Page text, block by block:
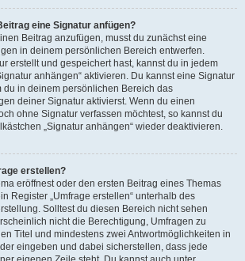
eine Signatur anfügen?
Beitrag anzufügen, musst du zunächst eine
in deinem persönlichen Bereich entwerfen.
erstellt und gespeichert hast, kannst du in jedem
anhängen“ aktivieren. Du kannst eine Signatur
du in deinem persönlichen Bereich das
deiner Signatur aktivierst. Wenn du einen
ohne Signatur verfassen möchtest, so kannst du
„Signatur anhängen“ wieder deaktivieren.
erstellen?
eröffnest oder den ersten Beitrag eines Themas
Register „Umfrage erstellen“ unterhalb des
Solltest du diesen Bereich nicht sehen
nicht die Berechtigung, Umfragen zu
Titel und mindestens zwei Antwortmöglichkeiten in
eingeben und dabei sicherstellen, dass jede